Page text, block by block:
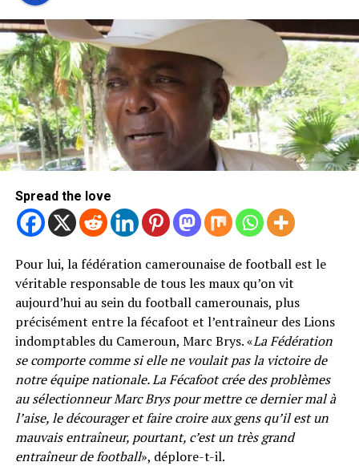
Spread the love
Pour lui, la fédération camerounaise de football est le
véritable responsable de tous les maux qu’on vit
aujourd’hui au sein du football camerounais, plus
précisément entre la fécafoot et l’entraîneur des Lions
indomptables du Cameroun, Marc Brys. «La Fédération
se comporte comme si elle ne voulait pas la victoire de
notre équipe nationale. La Fécafoot crée des problèmes
au sélectionneur Marc Brys pour mettre ce dernier mal à
l’aise, le décourager et faire croire aux gens qu’il est un
mauvais entraîneur, pourtant, c’est un très grand
entraîneur de football», déplore-t-il.